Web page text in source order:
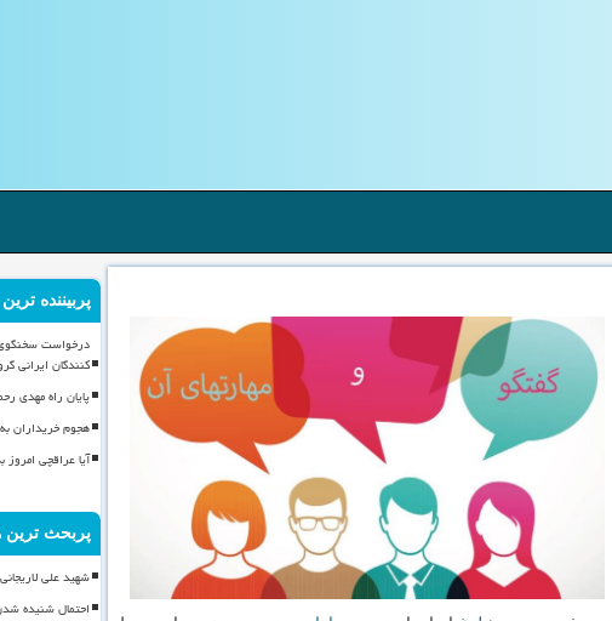
پربیننده ترین
درخواست
کنندگان ایرانی
پایان راه مهدی
هجوم خریداران
آیا عراقچی
پربحث ترین
شهید علی
احتمال شنیده